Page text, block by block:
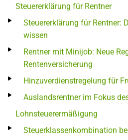
Steuererklärung für Rentner
Steuererklärung für Rentner:
wissen
Rentner mit Minijob: Neue
Rentenversicherung
Hinzuverdienstregelung für
Auslandsrentner im Fokus
Lohnsteuerermäßigung
Steuerklassenkombination